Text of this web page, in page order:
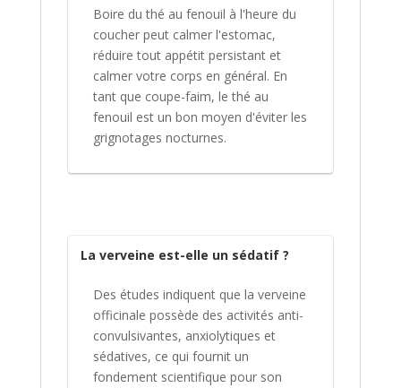
Boire du thé au fenouil à l'heure du
coucher peut calmer l'estomac,
réduire tout appétit persistant et
calmer votre corps en général. En
tant que coupe-faim, le thé au
fenouil est un bon moyen d'éviter les
grignotages nocturnes.
La verveine est-elle un sédatif ?
Des études indiquent que la verveine
officinale possède des activités anti-
convulsivantes, anxiolytiques et
sédatives, ce qui fournit un
fondement scientifique pour son